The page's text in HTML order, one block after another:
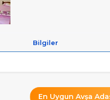
Bilgiler
En Uygun Avşa